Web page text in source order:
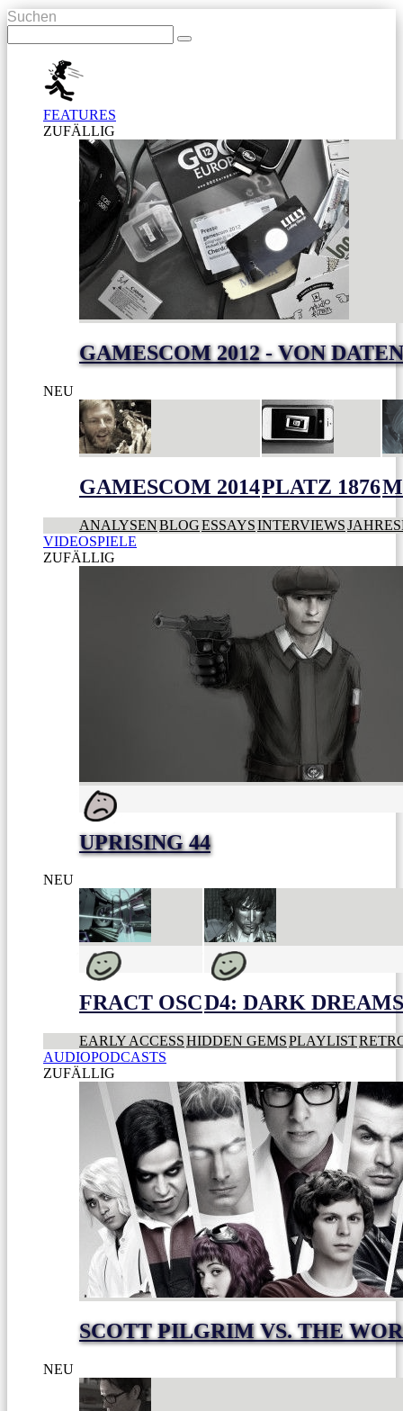
Suchen
FEATURES
ZUFÄLLIG
GAMESCOM 2012 - VON
NEU
GAMESCOM 2014PLATZ 1876
ANALYSENBLOGESSAYSINTERVIEWS
VIDEOSPIELE
ZUFÄLLIG
UPRISING 44
NEU
FRACT OSCD4: DARK
EARLY ACCESSHIDDEN GEMSPLAYLIST
AUDIOPODCASTS
ZUFÄLLIG
SCOTT PILGRIM VS. THE
NEU